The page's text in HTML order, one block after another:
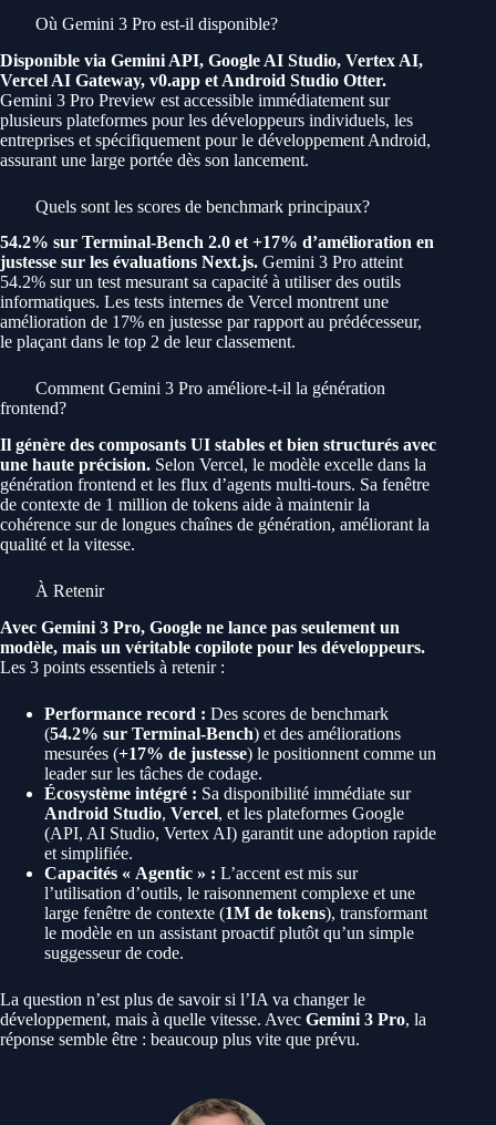
Où Gemini 3 Pro est-il disponible?
Disponible via Gemini API, Google AI Studio, Vertex AI,
Vercel AI Gateway, v0.app et Android Studio Otter.
Gemini 3 Pro Preview est accessible immédiatement sur
plusieurs plateformes pour les développeurs individuels, les
entreprises et spécifiquement pour le développement Android,
assurant une large portée dès son lancement.
Quels sont les scores de benchmark principaux?
54.2% sur Terminal-Bench 2.0 et +17% d’amélioration en
justesse sur les évaluations Next.js. Gemini 3 Pro atteint
54.2% sur un test mesurant sa capacité à utiliser des outils
informatiques. Les tests internes de Vercel montrent une
amélioration de 17% en justesse par rapport au prédécesseur,
le plaçant dans le top 2 de leur classement.
Comment Gemini 3 Pro améliore-t-il la génération
frontend?
Il génère des composants UI stables et bien structurés avec
une haute précision. Selon Vercel, le modèle excelle dans la
génération frontend et les flux d’agents multi-tours. Sa fenêtre
de contexte de 1 million de tokens aide à maintenir la
cohérence sur de longues chaînes de génération, améliorant la
qualité et la vitesse.
À Retenir
Avec Gemini 3 Pro, Google ne lance pas seulement un
modèle, mais un véritable copilote pour les développeurs.
Les 3 points essentiels à retenir :
Performance record : Des scores de benchmark
(54.2% sur Terminal-Bench) et des améliorations
mesurées (+17% de justesse) le positionnent comme un
leader sur les tâches de codage.
Écosystème intégré : Sa disponibilité immédiate sur
Android Studio, Vercel, et les plateformes Google
(API, AI Studio, Vertex AI) garantit une adoption rapide
et simplifiée.
Capacités « Agentic » : L’accent est mis sur
l’utilisation d’outils, le raisonnement complexe et une
large fenêtre de contexte (1M de tokens), transformant
le modèle en un assistant proactif plutôt qu’un simple
suggesseur de code.
La question n’est plus de savoir si l’IA va changer le
développement, mais à quelle vitesse. Avec Gemini 3 Pro, la
réponse semble être : beaucoup plus vite que prévu.